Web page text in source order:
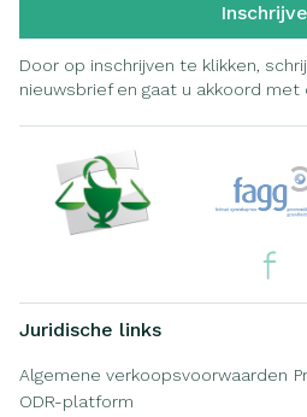
Door op inschrijven te klikken,
nieuwsbrief en gaat u akkoord met
Juridische links
Algemene verkoopsvoorwaarden
ODR-platform